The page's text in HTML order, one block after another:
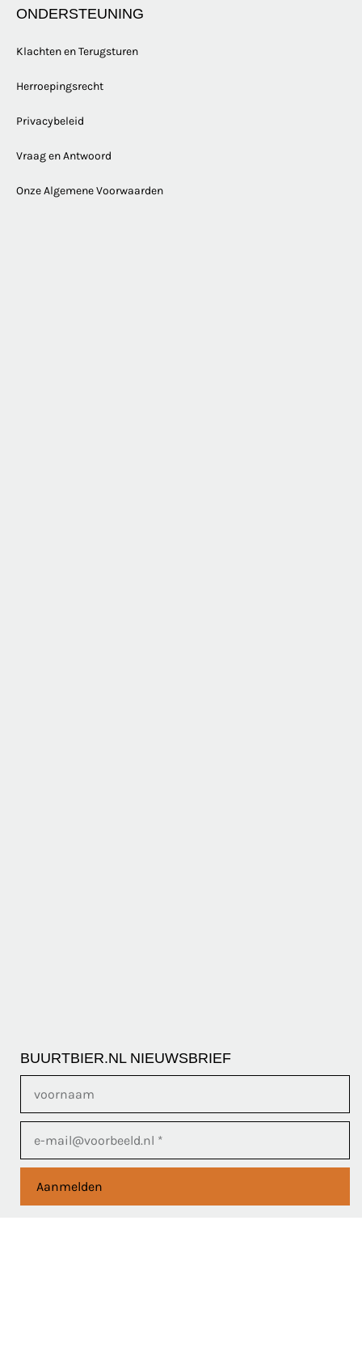
ONDERSTEUNING
Klachten en Terugsturen
Herroepingsrecht
Privacybeleid
Vraag en Antwoord
Onze Algemene Voorwaarden
BUURTBIER.NL NIEUWSBRIEF
Aanmelden